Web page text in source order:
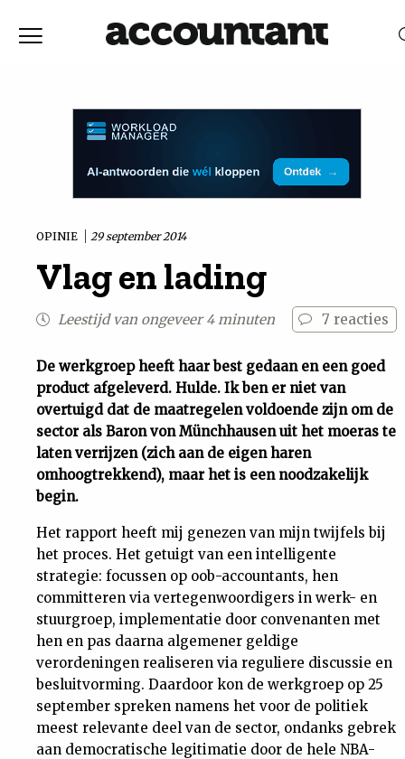
Vaktechniek
Achtergrond
Uit
Feiten
Cijfers
Tuchtrecht
Magazine
Podcast
OPINIE 29 september 2014
Vlag en lading
Leestijd van ongeveer 4 minuten 7 reacties
De werkgroep heeft haar best gedaan en een goed
product afgeleverd. Hulde. Ik ben er niet van
overtuigd dat de maatregelen voldoende zijn om de
sector als Baron von Münchhausen uit het moeras te
laten verrijzen (zich aan de eigen haren
omhoogtrekkend), maar het is een noodzakelijk
begin.
Het rapport heeft mij genezen van mijn twijfels bij
het proces. Het getuigt van een intelligente
strategie: focussen op oob-accountants, hen
committeren via vertegenwoordigers in werk- en
stuurgroep, implementatie door convenanten met
hen en pas daarna algemener geldige
verordeningen realiseren via reguliere discussie en
besluitvorming. Daardoor kon de werkgroep op 25
september spreken namens het voor de politiek
meest relevante deel van de sector, ondanks gebrek
aan democratische legitimatie door de hele NBA-